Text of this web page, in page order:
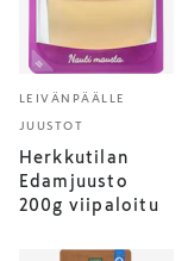
LEIVÄNPÄÄLLE
JUUSTOT
Herkkutilan
Edamjuusto
200g viipaloitu